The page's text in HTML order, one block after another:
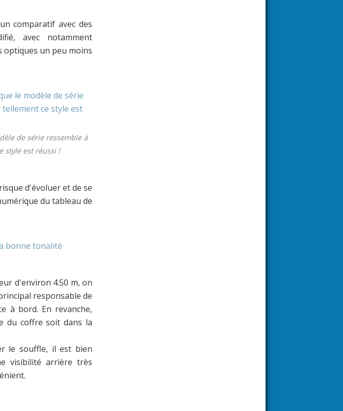
comparatif avec des
avec notamment
optiques un peu moins
de série ressemble à
style est réussi !
d'évoluer et de se
du tableau de
d'environ 4.50 m, on
responsable de
à bord. En revanche,
du coffre soit dans la
le souffle, il est bien
visibilité arrière très